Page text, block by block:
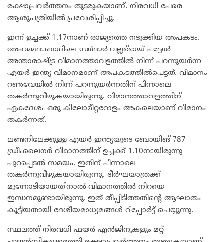
രക്ഷാപ്രവർത്തനം തുടരുകയാണ്. നിരവധി പേരെ
ആശുപത്രിയിൽ പ്രവേശിപ്പിച്ചു.
ഇന്ന് ഉച്ചക്ക് 1.17നാണ് രാജ്യത്തെ നടുക്കിയ അപകടം.
അഹമ്മദാബാദിലെ സർദാർ വല്ലഭ്ഭായ് പട്ടേൽ
അന്താരാഷ്ട്ര വിമാനത്താവളത്തിൽ നിന്ന് പറന്നുയർന്ന
എയർ ഇന്ത്യ വിമാനമാണ് അപകടത്തിൽപെട്ടത്. വിമാനം
റൺവേയിൽ നിന്ന് പറന്നുയർന്നതിന് പിന്നാലെ
തകർന്നുവീഴുകയായിരുന്നു. വിമാനത്താവളത്തിന്
ഏകദേശം ഒരു കിലോമീറ്ററോളം അകലെയാണ് വിമാനം
തകർന്നത്.
ലണ്ടനിലേക്കുള്ള എയർ ഇന്ത്യയുടെ ബോയിങ് 787
ഡ്രീംലൈനർ വിമാനത്തിന് ഉച്ചക്ക് 1.10നായിരുന്നു
പുറപ്പെടൽ സമയം. ഇതിന് പിന്നാലെ
തകർന്നുവീഴുകയായിരുന്നു. ദീർഘയാത്രക്ക്
മുന്നോടിയായതിനാൽ വിമാനത്തിൽ നിറയെ
ഇന്ധനമുണ്ടായിരുന്നു. ഇത് തീപ്പിടിത്തതിന്‍റെ ആഘാതം
കൂട്ടിയതായി ദേശീയമാധ്യമങ്ങൾ റിപ്പോർട്ട് ചെയ്യുന്നു.
സ്ഥലത്ത് നിരവധി ഫയർ എൻജിനുകളും മറ്റ്